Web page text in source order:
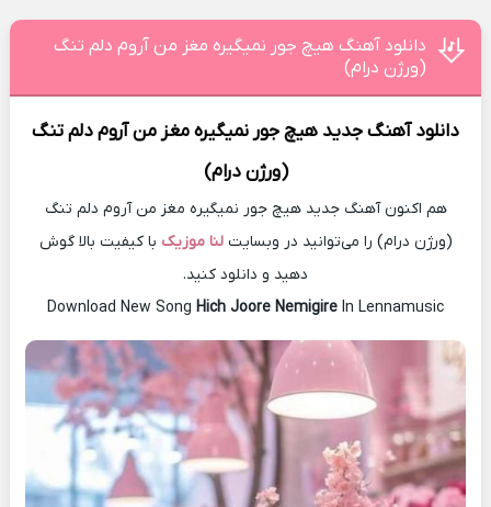
دانلود آهنگ هیچ جور نمیگیره مغز من آروم دلم تنگ
(ورژن درام)
دانلود آهنگ جدید هیچ جور نمیگیره مغز من آروم دلم تنگ
(ورژن درام)
هم اکنون آهنگ جدید هیچ جور نمیگیره مغز من آروم دلم تنگ
(ورژن درام) را می‌توانید در وبسایتلنا موزیک با کیفیت بالا گوش
دهید و دانلود کنید.
Download New Song Hich Joore Nemigire In Lennamusic